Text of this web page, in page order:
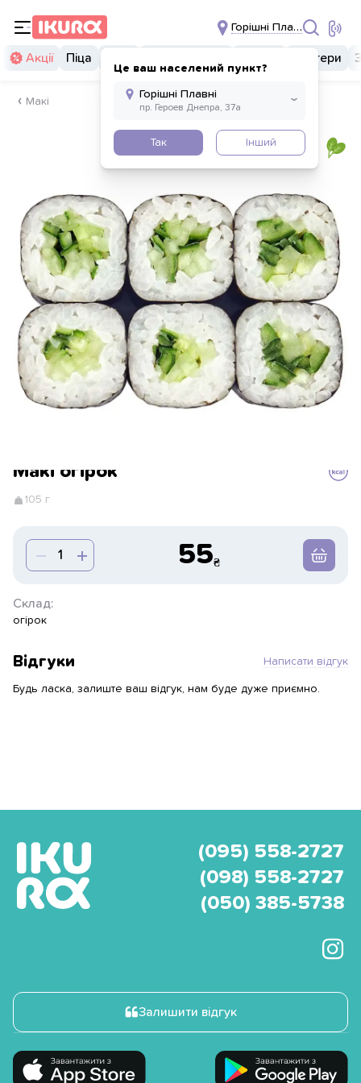
Горішні Плавні
Це ваш населений пункт?
Так Інший
Акції Піца Бургери
Макі
Макі огірок
105 г
55
Склад:
огірок
Відгуки Написати відгук
Будь ласка, залиште ваш відгук, нам буде дуже приємно.
(095) 558-2727
(098) 558-2727
(050) 385-5738
Залишити відгук